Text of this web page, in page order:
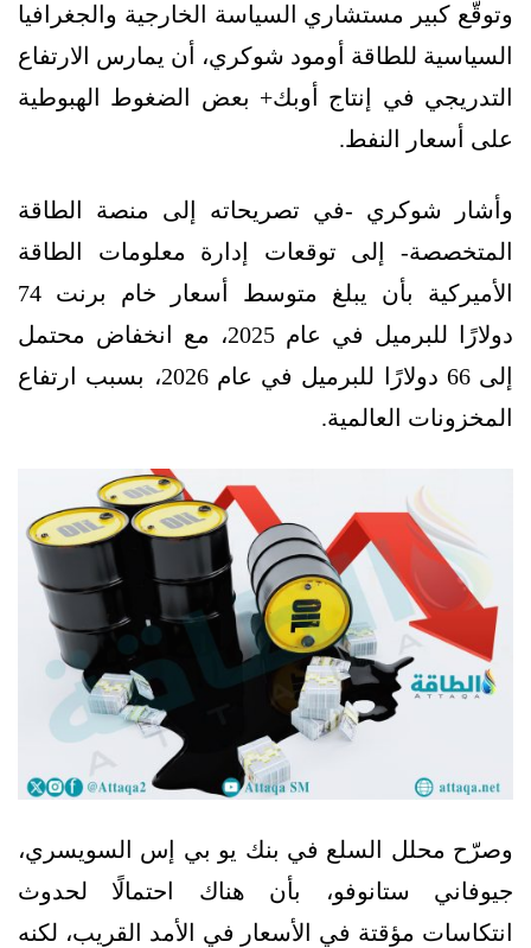
وتوقّع كبير مستشاري السياسة الخارجية والجغرافيا
السياسية للطاقة أومود شوكري، أن يمارس الارتفاع
التدريجي في إنتاج أوبك+ بعض الضغوط الهبوطية
على أسعار النفط.
وأشار شوكري -في تصريحاته إلى منصة الطاقة
المتخصصة- إلى توقعات إدارة معلومات الطاقة
الأميركية بأن يبلغ متوسط أسعار خام برنت 74
دولارًا للبرميل في عام 2025، مع انخفاض محتمل
إلى 66 دولارًا للبرميل في عام 2026، بسبب ارتفاع
المخزونات العالمية.
وصرّح محلل السلع في بنك يو بي إس السويسري،
جيوفاني ستانوفو، بأن هناك احتمالًا لحدوث
انتكاسات مؤقتة في الأسعار في الأمد القريب، لكنه